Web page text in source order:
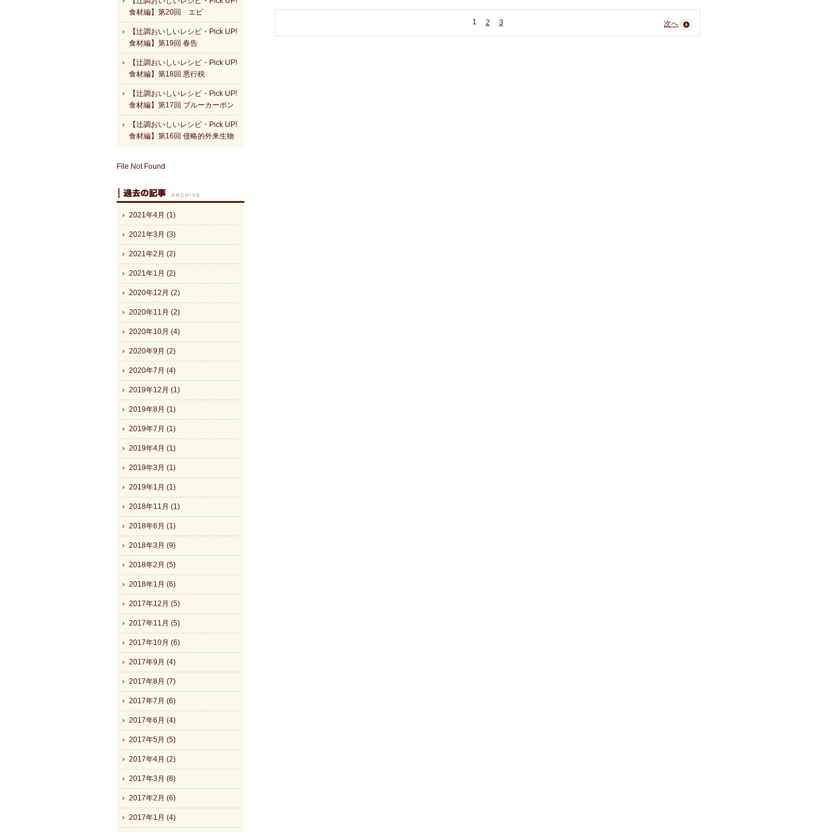
1 2 3 次へ
食材編】第20回 エビ
【辻調おいしいレシピ・Pick UP!
食材編】第19回 春告
【辻調おいしいレシピ・Pick UP!
食材編】第18回 悪行税
【辻調おいしいレシピ・Pick UP!
食材編】第17回 ブルーカーボン
【辻調おいしいレシピ・Pick UP!
食材編】第16回 侵略的外来生物
File Not Found
2021年4月 (1)
2021年3月 (3)
2021年2月 (2)
2021年1月 (2)
2020年12月 (2)
2020年11月 (2)
2020年10月 (4)
2020年9月 (2)
2020年7月 (4)
2019年12月 (1)
2019年8月 (1)
2019年7月 (1)
2019年4月 (1)
2019年3月 (1)
2019年1月 (1)
2018年11月 (1)
2018年6月 (1)
2018年3月 (9)
2018年2月 (5)
2018年1月 (6)
2017年12月 (5)
2017年11月 (5)
2017年10月 (6)
2017年9月 (4)
2017年8月 (7)
2017年7月 (6)
2017年6月 (4)
2017年5月 (5)
2017年4月 (2)
2017年3月 (8)
2017年2月 (6)
2017年1月 (4)